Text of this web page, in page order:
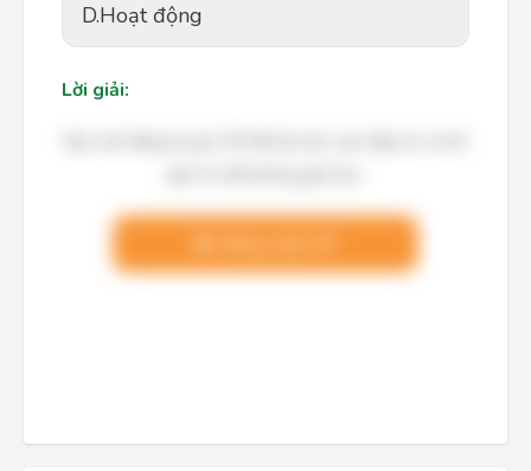
D.Hoạt động
Lời giải: